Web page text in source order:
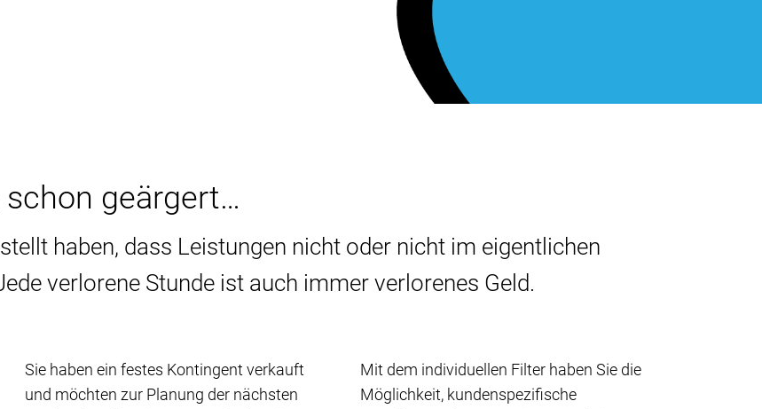
geärgert…
haben, dass Leistungen nicht oder nicht im eigentlichen
verlorene Stunde ist auch immer verlorenes Geld.
Sie haben ein festes Kontingent verkauft
und möchten zur Planung der nächsten
Mit dem individuellen Filter haben Sie die
Möglichkeit, kundenspezifische